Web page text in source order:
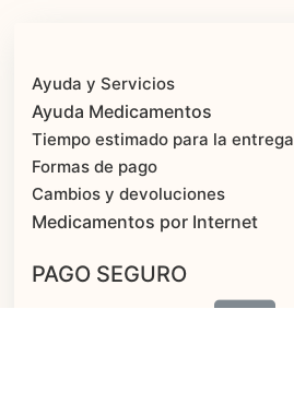
Ayuda y Servicios
Ayuda Medicamentos
Tiempo estimado para la entrega
Formas de pago
Cambios y devoluciones
Medicamentos por Internet
PAGO SEGURO